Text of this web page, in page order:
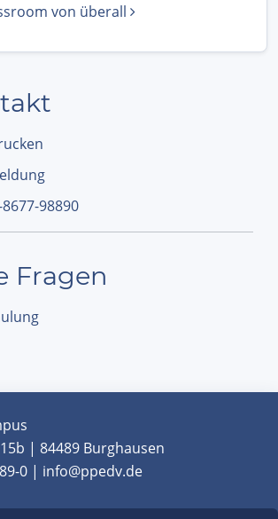
von überall
98890
Fragen
| 84489 Burghausen
0 | info@ppedv.de